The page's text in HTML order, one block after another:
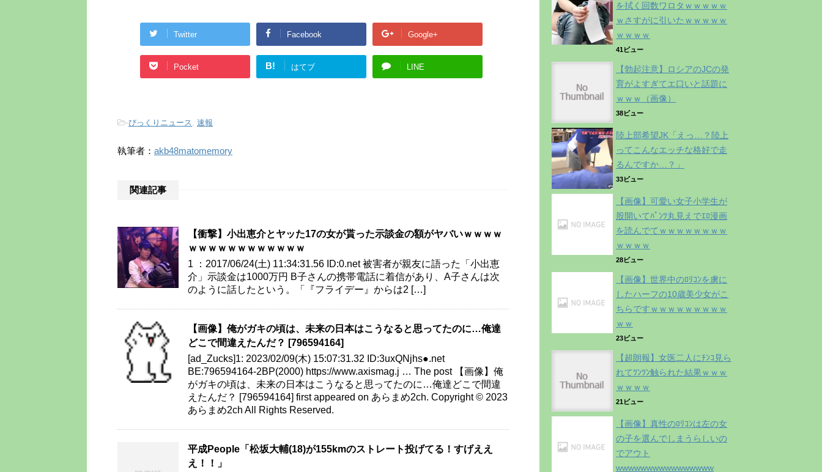
Twitter Facebook Google+
Pocket B! はてブ LINE
-びっくりニュース, 速報
執筆者： akb48matomemory
関連記事
【衝撃】小出恵介とヤッた17の女が貰った示談金の額がヤバいｗｗｗｗ
ｗｗｗｗｗｗｗｗｗｗｗｗ
1 ：2017/06/24(土) 11:34:31.56 ID:0.net 被害者が親友に語った「小出恵
介」示談金は1000万円 B子さんの携帯電話に着信があり、A子さんは次
のように話したという。「『フライデー』からは2 […]
【画像】俺がガキの頃は、未来の日本はこうなると思ってたのに…俺達
どこで間違えたんだ？ [796594164]
[ad_Zucks]1: 2023/02/09(木) 15:07:31.32 ID:3uxQNjhs●.net
BE:796594164-2BP(2000) https://www.axismag.j … The post 【画像】俺
がガキの頃は、未来の日本はこうなると思ってたのに…俺達どこで間違
えたんだ？ [796594164] first appeared on あらまめ2ch. Copyright © 2023
あらまめ2ch All Rights Reserved.
平成People「松坂大輔(18)が155kmのストレート投げてる！すげええ
え！！」
を拭く回数ワロタｗｗｗｗｗ
ｗさすがに引いたｗｗｗｗｗ
ｗｗｗｗ
41ビュー
【勃起注意】ロシアのJCの発
育がよすぎてエ口いと話題に
ｗｗｗ（画像）
38ビュー
陸上部希望JK「えっ…？陸上
ってこんなエッチな格好で走
るんですか…？」
33ビュー
【画像】可愛い女子小学生が
股開いてﾊﾟﾝﾂ丸見えでｴﾛ漫画
を読んでてｗｗｗｗｗｗｗｗ
ｗｗｗｗ
28ビュー
【画像】世界中のﾛﾘｺﾝを虜に
したハーフの10歳美少女がこ
ちらですｗｗｗｗｗｗｗｗｗ
ｗｗ
23ビュー
【超朗報】女医二人にﾁﾝｺ見ら
れてﾂﾝﾂﾝ触られた結果ｗｗｗ
ｗｗｗｗ
21ビュー
【画像】真性のﾛﾘｺﾝは左の女
の子を選んでしまうらしいの
でアウト
wwwwwwwwwwwwwwww